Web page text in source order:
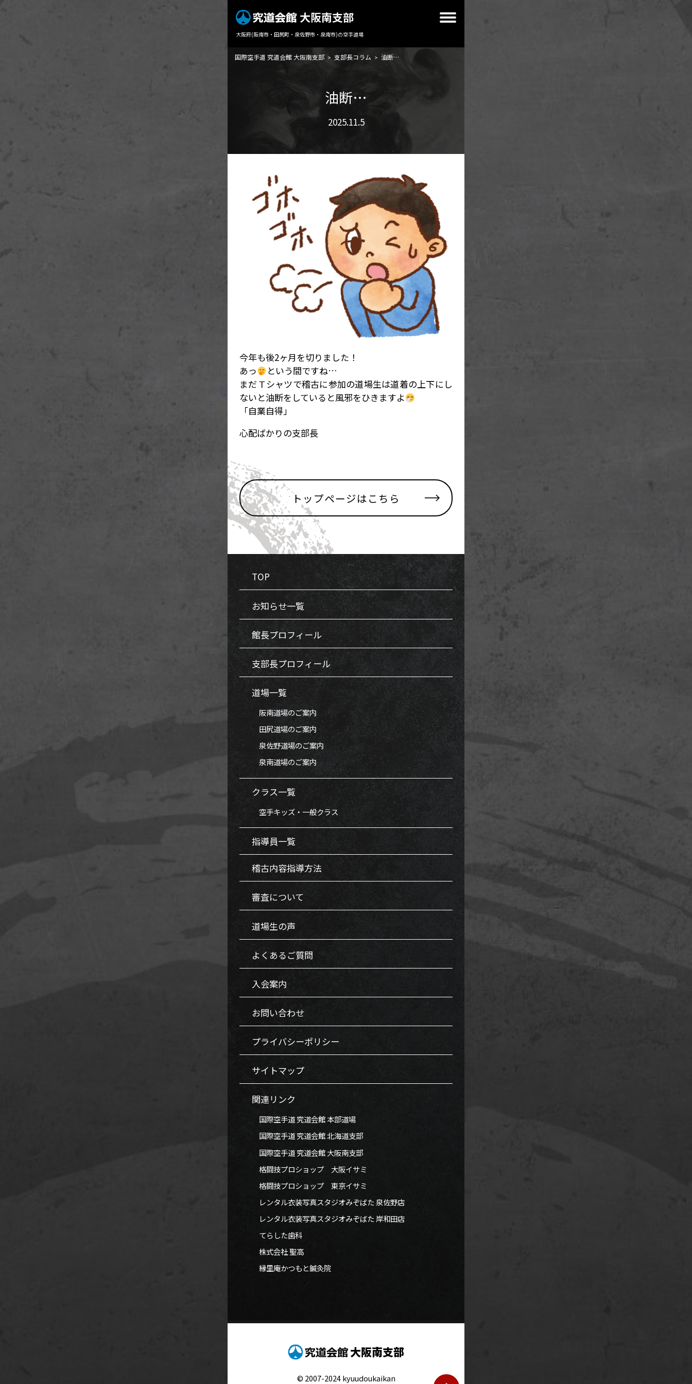
大阪南支部
大阪府(阪南市・田尻町・泉佐野市・泉南市)の空手道場
国際空手道 究道会館 大阪南支部 > 支部長コラム > 油断…
油断…
2025.11.5
今年も後2ヶ月を切りました！
あっ
という間ですね…
まだＴシャツで稽古に参加の道場生は道着の上下にし
ないと油断をしていると風邪をひきますよ
「自業自得」
心配ばかりの支部長
トップページはこちら
TOP
お知らせ一覧
館長プロフィール
支部長プロフィール
道場一覧
阪南道場のご案内
田尻道場のご案内
泉佐野道場のご案内
泉南道場のご案内
クラス一覧
空手キッズ・一般クラス
指導員一覧
稽古内容指導方法
審査について
道場生の声
よくあるご質問
入会案内
お問い合わせ
プライバシーポリシー
サイトマップ
関連リンク
国際空手道 究道会館 本部道場
国際空手道 究道会館 北海道支部
国際空手道 究道会館 大阪南支部
格闘技プロショップ 大阪イサミ
格闘技プロショップ 東京イサミ
レンタル衣装写真スタジオみぞばた 泉佐野店
レンタル衣装写真スタジオみぞばた 岸和田店
てらした歯科
株式会社 聖高
縁里庵かつもと鍼灸院
大阪南支部
© 2007-2024 kyuudoukaikan